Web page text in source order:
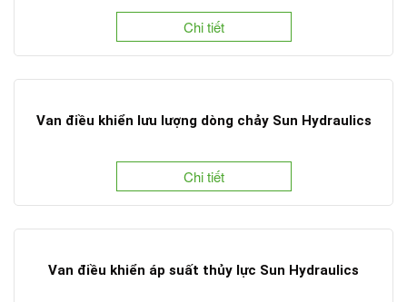
Chi tiết
Van điều khiển lưu lượng dòng chảy Sun Hydraulics
Chi tiết
Van điều khiển áp suất thủy lực Sun Hydraulics